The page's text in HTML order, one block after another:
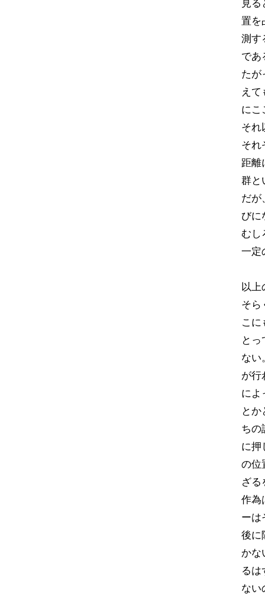
見
置を
測す
であ
たが
え
にこ
それ
それ
距離
群と
だが
びに
むし
一定
以上
そら
こに
と
ない
が行
によ
と
ちの
に押
の位
ざる
作為
ーは
後に
かな
るは
ない